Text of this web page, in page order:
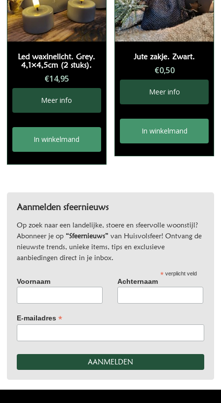
Led waxinelicht. Grey.
4,1×4,5cm (2 stuks).
€14,95
Meer info
In winkelmand
Jute zakje. Zwart.
€0,50
Meer info
In winkelmand
Aanmelden sfeernieuws
Op zoek naar een landelijke, stoere en sfeervolle woonstijl?
Abonneer je op “Sfeernieuws” van Huisvolsfeer! Ontvang de
nieuwste trends, unieke items, tips en exclusieve
aanbiedingen direct in je inbox.
*verplicht veld
Voornaam Achternaam
E-mailadres *